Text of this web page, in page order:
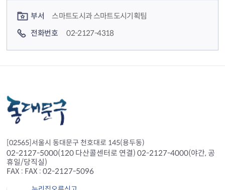
부서
스마트도시과 스마트도시기획팀
전화번호
02-2127-4318
[02565]서울시 동대문구 천호대로 145(용두동)
02-2127-5000(120 다산콜센터로 연결) 02-2127-4000(야간, 공
휴일/당직실)
FAX : FAX : 02-2127-5096